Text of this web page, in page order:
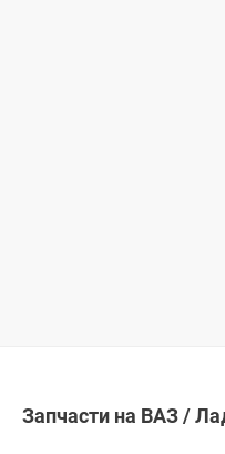
Запчасти на ВАЗ /